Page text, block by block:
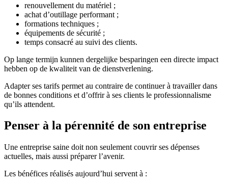
renouvellement du matériel ;
achat d’outillage performant ;
formations techniques ;
équipements de sécurité ;
temps consacré au suivi des clients.
Op lange termijn kunnen dergelijke besparingen een directe impact
hebben op de kwaliteit van de dienstverlening.
Adapter ses tarifs permet au contraire de continuer à travailler dans
de bonnes conditions et d’offrir à ses clients le professionnalisme
qu’ils attendent.
Penser à la pérennité de son entreprise
Une entreprise saine doit non seulement couvrir ses dépenses
actuelles, mais aussi préparer l’avenir.
Les bénéfices réalisés aujourd’hui servent à :